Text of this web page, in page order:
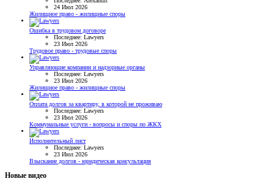
24 Июл 2026
Жилищное право - жилищные споры
Ошибка в трудовом договоре
Последнее: Lawyers
23 Июл 2026
Трудовое право - трудовые споры
Управляющие компании и надзорные органы
Последнее: Lawyers
23 Июл 2026
Жилищное право - жилищные споры
Оплата долгов за квартиру, в которой не проживаю
Последнее: Lawyers
23 Июл 2026
Коммунальные услуги - вопросы и споры по ЖКХ
Исполнительный лист
Последнее: Lawyers
23 Июл 2026
Взыскание долгов - юридическая консультация
Новые видео